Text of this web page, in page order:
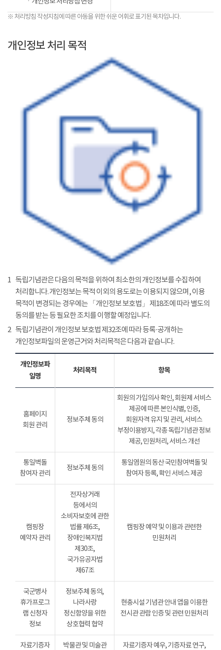
※ 처리방침 작성지침에 따른 아동을 위한 쉬운 어휘로 표기된 목차입니다.
개인정보 처리 목적
1 독립기념관은 다음의 목적을 위하여 최소한의 개인정보를 수집하여
처리합니다. 개인정보는 목적 이외의 용도로는 이용되지 않으며, 이용
목적이 변경되는 경우에는 「개인정보 보호법」 제18조에 따라 별도의
동의를 받는 등 필요한 조치를 이행할 예정입니다.
2 독립기념관이 개인정보 보호법 제32조에 따라 등록·공개하는
개인정보파일의 운영근거와 처리목적은 다음과 같습니다.
개인정보파
일명
처리목적 항목
홈페이지
회원 관리
정보주체 동의
회원의 가입의사 확인, 회원제 서비스
제공에 따른 본인식별, 인증,
회원자격 유지 및 관리, 서비스
부정이용방지, 각종 독립기념관 정보
제공, 민원처리, 서비스 개선
통일벽돌
참여자 관리
정보주체 동의
통일염원의 동산 국민참여벽돌 및
참여자 등록, 확인 서비스 제공
캠핑장
예약자 관리
전자상거래
등에서의
소비자보호에 관한
법률 제6조,
장애인복지법
제30조,
국가유공자법
제67조
캠핑장 예약 및 이용과 관련한
민원처리
국군병사
휴가프로그
램 신청자
정보
정보주체 동의,
나라사랑
정신함양을 위한
상호협력 협약
현충시설 기념관 안내 앱을 이용한
전시관 관람 인증 및 관련 민원처리
자료기증자
박물관 및 미술관
자료기증자 예우, 기증자료 연구,